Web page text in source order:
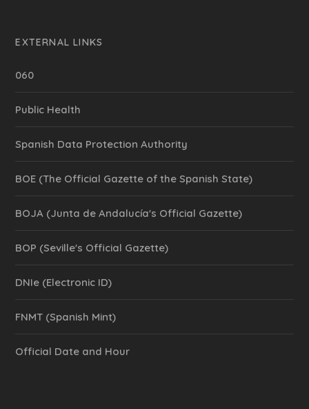
EXTERNAL LINKS
060
Public Health
Spanish Data Protection Authority
BOE (The Official Gazette of the Spanish State)
BOJA (Junta de Andalucía's Official Gazette)
BOP (Seville's Official Gazette)
DNIe (Electronic ID)
FNMT (Spanish Mint)
Official Date and Hour